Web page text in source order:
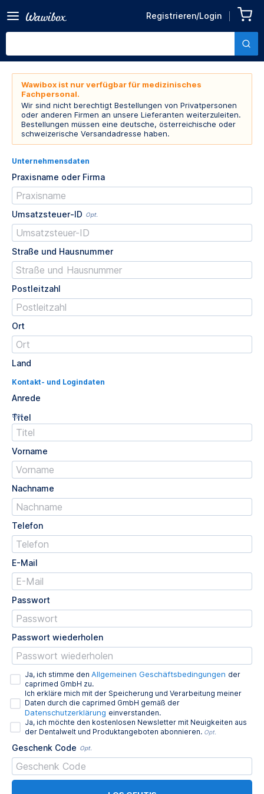
Registrieren/Login
Wawibox ist nur verfügbar für medizinisches
Fachpersonal.
Wir sind nicht berechtigt Bestellungen von Privatpersonen
oder anderen Firmen an unsere Lieferanten weiterzuleiten.
Bestellungen müssen eine deutsche, österreichische oder
schweizerische Versandadresse haben.
Unternehmensdaten
Praxisname oder Firma
Umsatzsteuer-ID Opt.
Straße und Hausnummer
Postleitzahl
Ort
Land
Kontakt- und Logindaten
Anrede
Titel
Opt.
Vorname
Nachname
Telefon
E-Mail
Passwort
Passwort wiederholen
Ja, ich stimme den Allgemeinen Geschäftsbedingungen der
caprimed GmbH zu.
Ich erkläre mich mit der Speicherung und Verarbeitung meiner
Daten durch die caprimed GmbH gemäß der
Datenschutzerklärung einverstanden.
Ja, ich möchte den kostenlosen Newsletter mit Neuigkeiten aus
der Dentalwelt und Produktangeboten abonnieren. Opt.
Geschenk Code Opt.